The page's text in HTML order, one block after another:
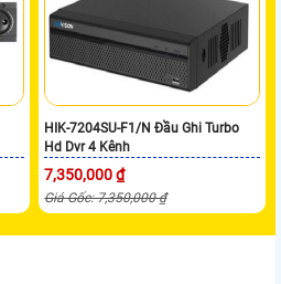
HIK-7204SU-F1/N Đầu Ghi Turbo
Hd Dvr 4 Kênh
7,350,000 ₫
Giá Gốc: 7,350,000 ₫